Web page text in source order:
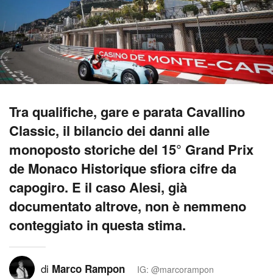
Tra qualifiche, gare e parata Cavallino
Classic, il bilancio dei danni alle
monoposto storiche del 15° Grand Prix
de Monaco Historique sfiora cifre da
capogiro. E il caso Alesi, già
documentato altrove, non è nemmeno
conteggiato in questa stima.
di Marco Rampon IG: @marcorampon